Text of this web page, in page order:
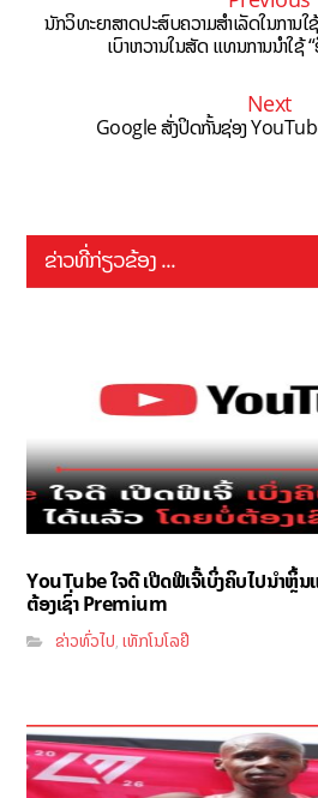
ນັກວິທະຍາສາດປະສົບຄວາມສຳເລັດໃນກາ
ເບົາຫວານໃນສັດ ແທນການນຳໃ
Next
Google ສັ່ງປິດກັ້ນຊ່ອງ
ຂ່າວທີ່ກ່ຽວຂ້ອງ ...
YouTube ໃຈດີ ເປີດຟີເຈີ້ເບິ່ງຄິບໄປນຳຫຼິ້
ຕ້ອງເຊົ່າ Premium
ຂ່າວທົ່ວໄປ,ເທັກໂນໂລຢີ